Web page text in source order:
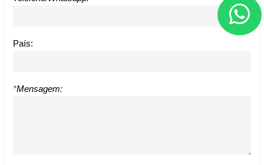
País:
*Mensagem: